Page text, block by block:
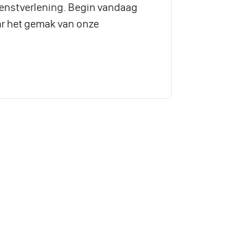
Begin vandaag
het gemak van onze